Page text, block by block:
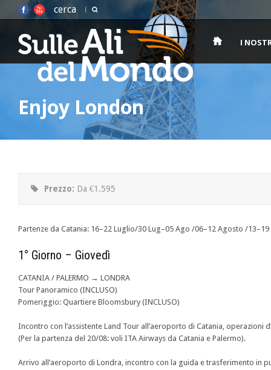
cerca
I
Enjoy London
Prezzo: Da €1.595
Partenze da Catania: 16–22 Luglio/30 Lug–05 Ago /06–12 Agosto /
1° Giorno – Giovedì
CATANIA / PALERMO → LONDRA
Tour Panoramico (INCLUSO)
Pomeriggio: Quartiere Bloomsbury (INCLUSO)
Incontro con l’assistente Land Tour all’aeroporto di Catania,
(Per la partenza del 20/08: voli ITA Airways da Catania e Palermo).
Arrivo all’aeroporto di Londra, incontro con la guida e trasferimento in